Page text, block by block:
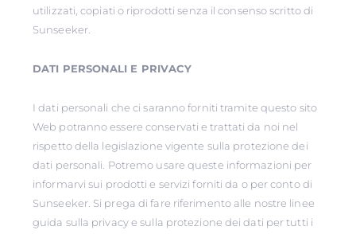
utilizzati, copiati o riprodotti senza il consenso scritto di
Sunseeker.
DATI PERSONALI E PRIVACY
I dati personali che ci saranno forniti tramite questo sito
Web potranno essere conservati e trattati da noi nel
rispetto della legislazione vigente sulla protezione dei
dati personali. Potremo usare queste informazioni per
informarvi sui prodotti e servizi forniti da o per conto di
Sunseeker. Si prega di fare riferimento alle nostre linee
guida sulla privacy e sulla protezione dei dati per tutti i